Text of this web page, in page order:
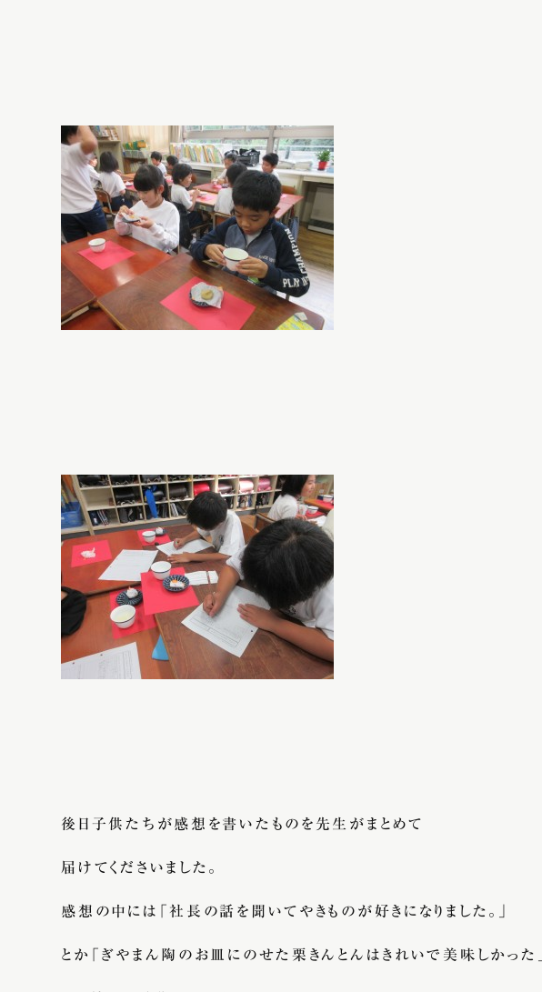
後日子供たちが感想を書いたものを先生がまとめて
届けてくださいました。
感想の中には「社長の話を聞いてやきものが好きになりました。」
とか「ぎやまん陶のお皿にのせた栗きんとんはきれいで美味しかった」